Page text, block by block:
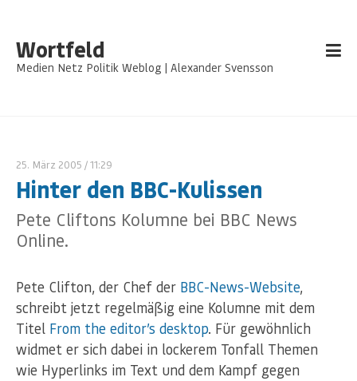
Wortfeld
Medien Netz Politik Weblog | Alexander Svensson
25. März 2005 / 11:29
Hinter den BBC-Kulissen
Pete Cliftons Kolumne bei BBC News
Online.
Pete Clifton, der Chef der BBC-News-Website,
schreibt jetzt regelmäßig eine Kolumne mit dem
Titel From the editor’s desktop. Für gewöhnlich
widmet er sich dabei in lockerem Tonfall Themen
wie Hyperlinks im Text und dem Kampf gegen